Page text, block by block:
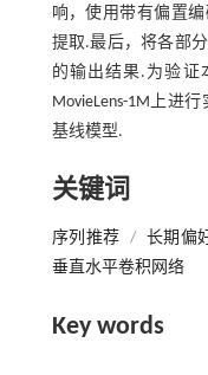
响，使用带有偏置
提取.最后，将各部
的输出结果.为验证
MovieLens-1M上进
基线模型.
关键词
序列推荐 / 长期偏
垂直水平卷积网络
Key words